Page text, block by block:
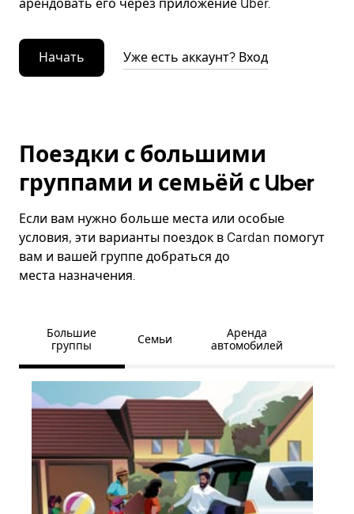
арендовать его через приложение Uber.
Начать Уже есть аккаунт? Вход
Поездки с большими
группами и семьёй с Uber
Если вам нужно больше места или особые
условия, эти варианты поездок в Cardan помогут
вам и вашей группе добраться до
места назначения.
Большие
группы
Семьи
Аренда
автомобилей